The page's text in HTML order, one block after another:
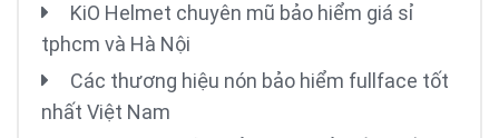
KiO Helmet chuyên mũ bảo hiểm giá sỉ
tphcm và Hà Nội
Các thương hiệu nón bảo hiểm fullface tốt
nhất Việt Nam